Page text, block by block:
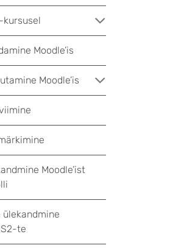
kursusel
Moodle’is
Moodle’is
Moodle’ist
te